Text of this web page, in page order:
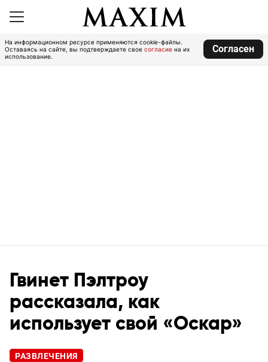
На информационном ресурсе применяются cookie-файлы.
Оставаясь на сайте, вы подтверждаете свое согласие на их
использование.
Согласен
Гвинет Пэлтроу
рассказала, как
использует свой «Оскар»
РАЗВЛЕЧЕНИЯ